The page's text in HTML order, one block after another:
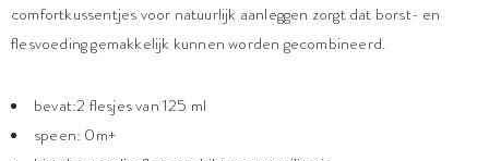
comfortkussentjes voor natuurlijk aanleggen zorgt dat borst- en
flesvoeding gemakkelijk kunnen worden gecombineerd.
bevat:2 flesjes van 125 ml
speen: 0m+